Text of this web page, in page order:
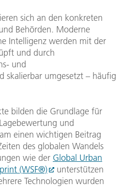
sich an den konkreten
Behörden. Moderne
Intelligenz werden mit der
und durch
und
skalierbar umgesetzt – häufig
bilden die Grundlage für
und
einen wichtigen Beitrag
des globalen Wandels
wie der Global Urban
(WSF®)
unterstützen
Technologien wurden